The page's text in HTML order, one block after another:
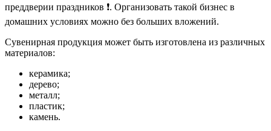
преддверии праздников ❗. Организовать такой бизнес в
домашних условиях можно без больших вложений.
Сувенирная продукция может быть изготовлена из различных
материалов:
керамика;
дерево;
металл;
пластик;
камень.